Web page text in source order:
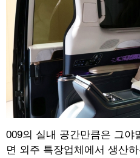
009의 실내 공간만큼은 그야
면 외주 특장업체에서 생산